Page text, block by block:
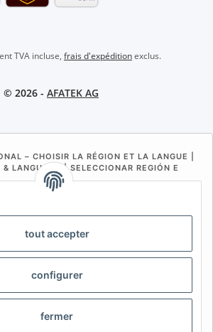
tout accepter
configurer
fermer
TVA incluse, frais d'expéditionexclus.
© 2026 - AFATEK AG
– CHOISIR LA RÉGION ET LA LANGUE |
& LANGUAGE | SELECCIONAR REGIÓN E
IDIOMA
BE (NL) BE (FR)
IT ES DK PL
USA